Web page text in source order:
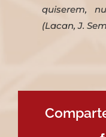
quiserem,
(Lacan, J.